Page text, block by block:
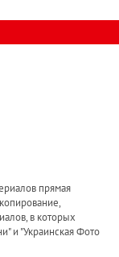
прямая
в которых
и "Украинская Фото